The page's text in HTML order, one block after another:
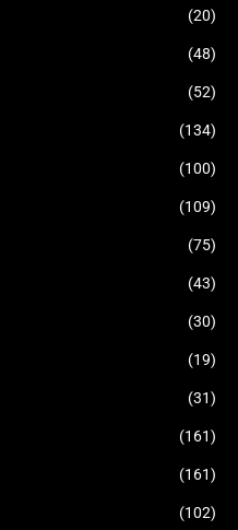
(20)
(48)
(52)
(134)
(100)
(109)
(75)
(43)
(30)
(19)
(31)
(161)
(161)
(102)